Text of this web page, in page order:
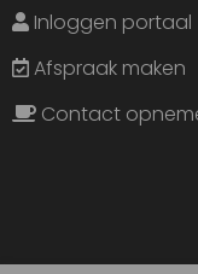
Inloggen portaal
Afspraak maken
Contact